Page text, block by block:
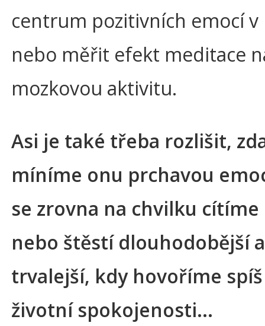
centrum pozitivních emocí v
nebo měřit efekt meditace
mozkovou aktivitu.
Asi je také třeba rozlišit,
míníme onu prchavou
se zrovna na chvilku cítíme
nebo štěstí dlouhodobější a
trvalejší, kdy hovoříme
životní spokojenosti...